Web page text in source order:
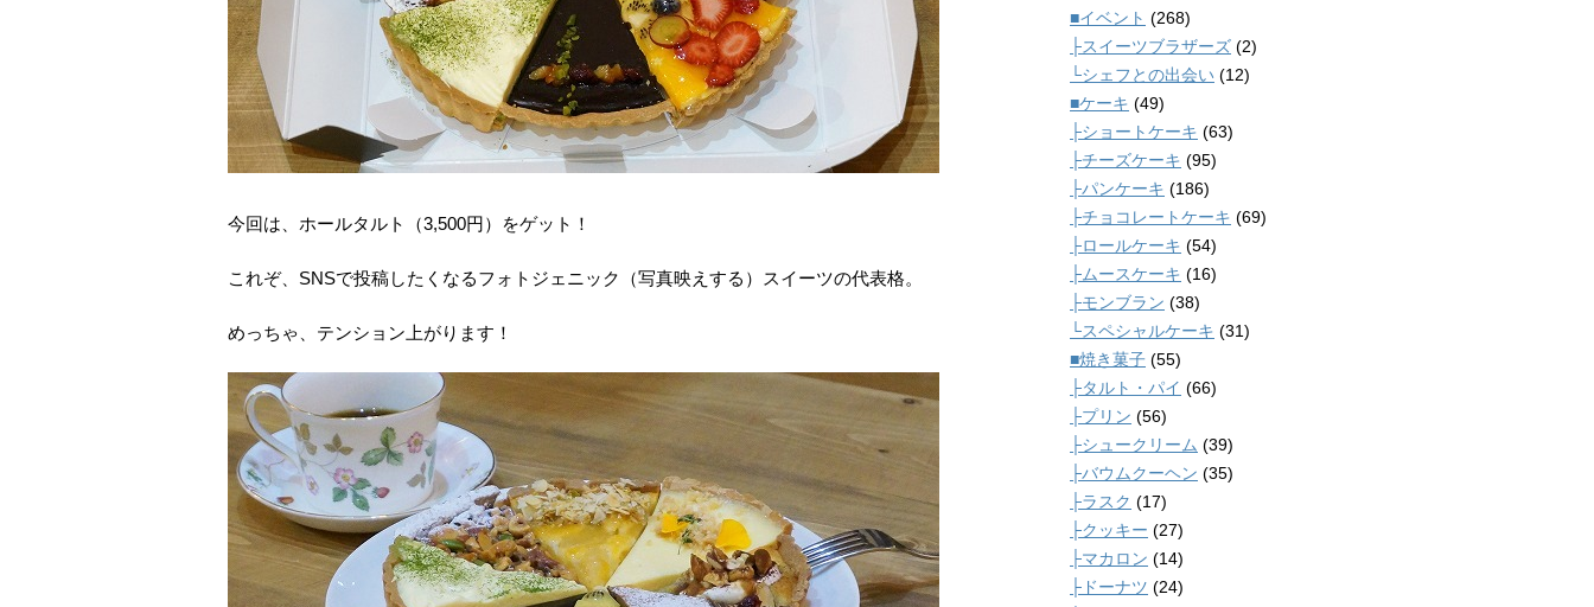
今回は、ホールタルト（3,500円）をゲット！
これぞ、SNSで投稿したくなるフォトジェニック（写真映えする）スイーツの代表格。
めっちゃ、テンション上がります！
■イベント (268)
├スイーツブラザーズ (2)
└シェフとの出会い (12)
■ケーキ (49)
├ショートケーキ (63)
├チーズケーキ (95)
├パンケーキ (186)
├チョコレートケーキ (69)
├ロールケーキ (54)
├ムースケーキ (16)
├モンブラン (38)
└スペシャルケーキ (31)
■焼き菓子 (55)
├タルト・パイ (66)
├プリン (56)
├シュークリーム (39)
├バウムクーヘン (35)
├ラスク (17)
├クッキー (27)
├マカロン (14)
├ドーナツ (24)